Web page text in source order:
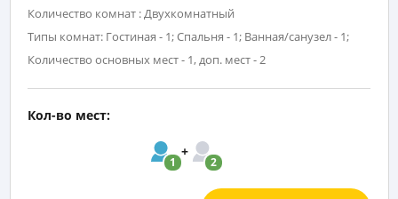
Количество комнат : Двухкомнатный
Типы комнат: Гостиная - 1; Спальня - 1; Ванная/санузел - 1;
Количество основных мест - 1, доп. мест - 2
Кол-во мест:
1 2